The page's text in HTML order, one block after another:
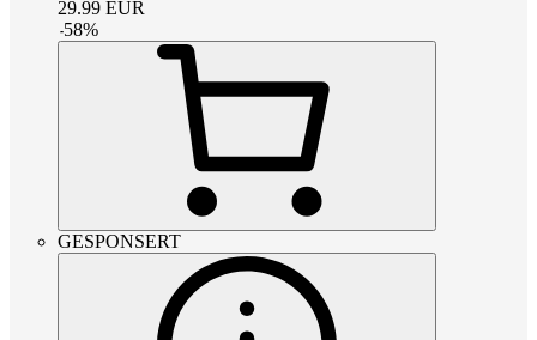
29.99 EUR
-58%
GESPONSERT